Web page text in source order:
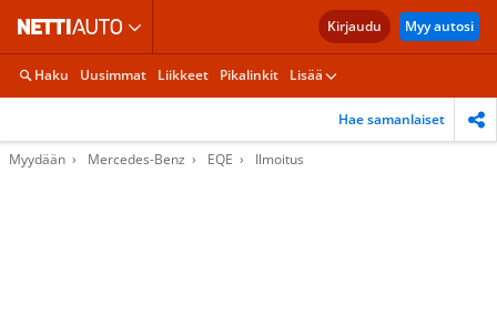
Kirjaudu Myy autosi
Haku Uusimmat Liikkeet Pikalinkit Lisää
Hae samanlaiset
Myydään Mercedes-Benz EQE Ilmoitus